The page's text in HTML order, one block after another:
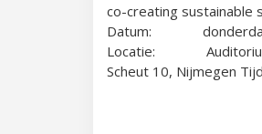
co-creating sustainable
Datum: donderdag
Locatie: Auditorium
Scheut 10,